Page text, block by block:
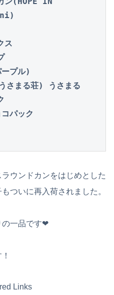
ス
プル)
さまる荘) うさまる
パック
ウンドカンをはじめとした
ついに再入荷されました。
の一品です❤︎
Links